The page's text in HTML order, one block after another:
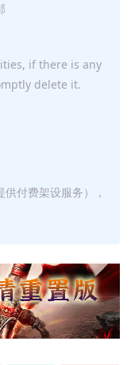
if there is any
delete it.
付费架设服务），